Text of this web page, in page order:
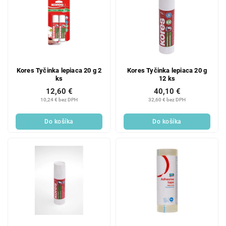
Kores Tyčinka lepiaca 20 g 2
ks
10,24 € bez DPH
12,60 €
Do košíka
Kores Tyčinka lepiaca 20 g
12 ks
32,60 € bez DPH
40,10 €
Do košíka